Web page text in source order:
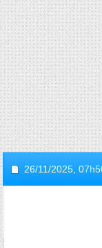
26/11/2025,